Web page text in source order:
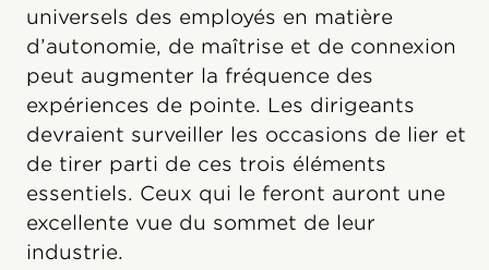
universels des employés en matière
d’autonomie, de maîtrise et de connexion
peut augmenter la fréquence des
expériences de pointe. Les dirigeants
devraient surveiller les occasions de lier et
de tirer parti de ces trois éléments
essentiels. Ceux qui le feront auront une
excellente vue du sommet de leur
industrie.